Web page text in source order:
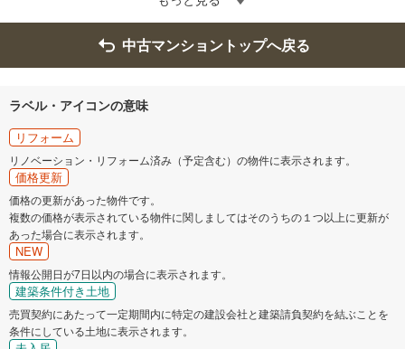
中古マンショントップへ戻る
ラベル・アイコンの意味
リフォーム
リノベーション・リフォーム済み（予定含む）の物件に表示されます。
価格更新
価格の更新があった物件です。
複数の価格が表示されている物件に関しましてはそのうちの１つ以上に更新が
あった場合に表示されます。
NEW
情報公開日が7日以内の場合に表示されます。
建築条件付き土地
売買契約にあたって一定期間内に特定の建設会社と建築請負契約を結ぶことを
条件にしている土地に表示されます。